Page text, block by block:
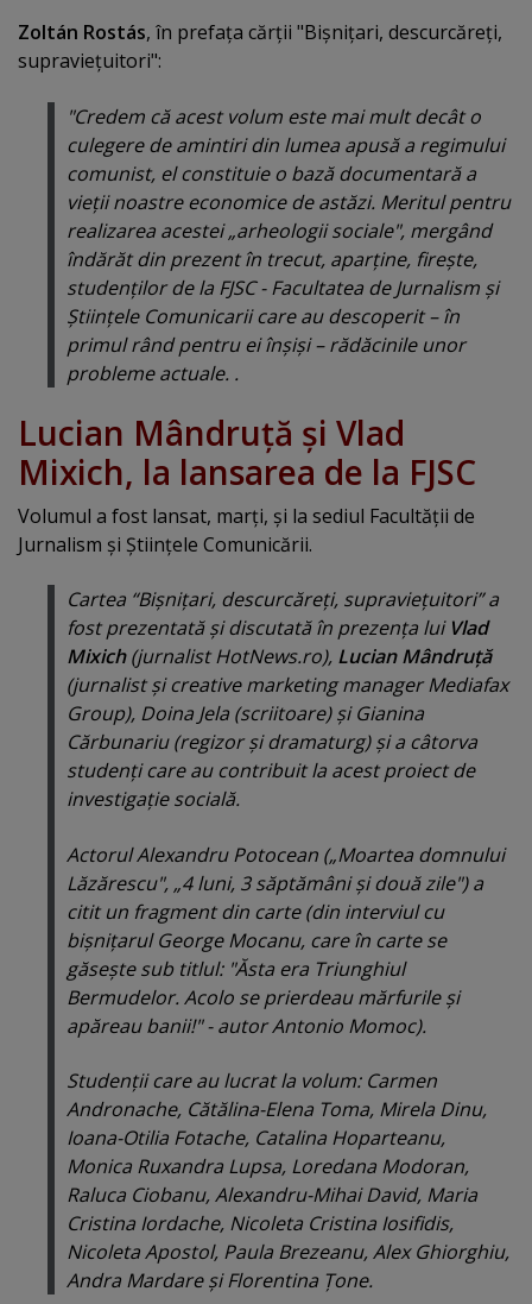
Zoltán Rostás, în prefaţa cărţii "Bişniţari, descurcăreţi,
supravieţuitori":
"Credem că acest volum este mai mult decât o
culegere de amintiri din lumea apusă a regimului
comunist, el constituie o bază documentară a
vieţii noastre economice de astăzi. Meritul pentru
realizarea acestei „arheologii sociale", mergând
îndărăt din prezent în trecut, aparţine, fireşte,
studenţilor de la FJSC - Facultatea de Jurnalism şi
Ştiinţele Comunicarii care au descoperit – în
primul rând pentru ei înşişi – rădăcinile unor
probleme actuale. .
Lucian Mândruţă şi Vlad
Mixich, la lansarea de la FJSC
Volumul a fost lansat, marţi, şi la sediul Facultăţii de
Jurnalism şi Ştiinţele Comunicării.
Cartea “Bişniţari, descurcăreţi, supravieţuitori” a
fost prezentată şi discutată în prezenţa lui Vlad
Mixich(jurnalist HotNews.ro), Lucian Mândruţă
(jurnalist şi creative marketing manager Mediafax
Group), Doina Jela (scriitoare) şi Gianina
Cărbunariu (regizor şi dramaturg) şi a câtorva
studenţi care au contribuit la acest proiect de
investigaţie socială.
Actorul Alexandru Potocean („Moartea domnului
Lăzărescu", „4 luni, 3 săptămâni şi două zile") a
citit un fragment din carte (din interviul cu
bişniţarul George Mocanu, care în carte se
găseşte sub titlul: "Ăsta era Triunghiul
Bermudelor. Acolo se prierdeau mărfurile şi
apăreau banii!" - autor Antonio Momoc).
Studenţii care au lucrat la volum: Carmen
Andronache, Cătălina-Elena Toma, Mirela Dinu,
Ioana-Otilia Fotache, Catalina Hoparteanu,
Monica Ruxandra Lupsa, Loredana Modoran,
Raluca Ciobanu, Alexandru-Mihai David, Maria
Cristina Iordache, Nicoleta Cristina Iosifidis,
Nicoleta Apostol, Paula Brezeanu, Alex Ghiorghiu,
Andra Mardare şi Florentina Ţone.